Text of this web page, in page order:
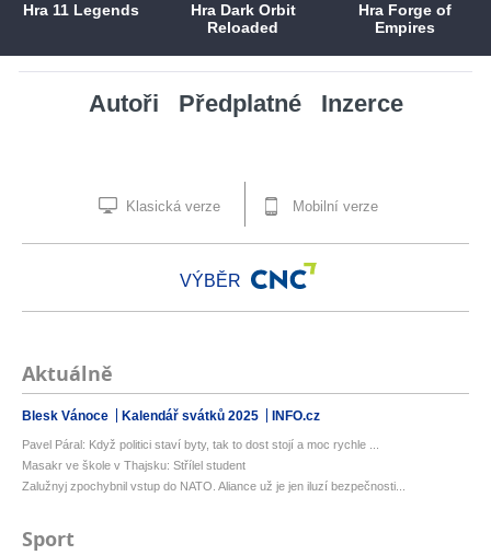
Hra 11 Legends
Hra Dark Orbit
Reloaded
Hra Forge of
Empires
Autoři Předplatné Inzerce
Klasická verze Mobilní verze
VÝBĚR
Aktuálně
Blesk Vánoce Kalendář svátků 2025 INFO.cz
Pavel Páral: Když politici staví byty, tak to dost stojí a moc rychle ...
Masakr ve škole v Thajsku: Střílel student
Zalužnyj zpochybnil vstup do NATO. Aliance už je jen iluzí bezpečnosti...
Sport